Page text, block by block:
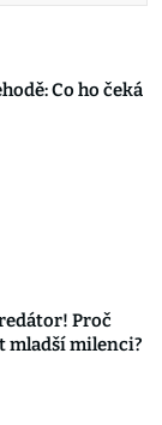
Co ho čeká
Proč
mladší milenci?